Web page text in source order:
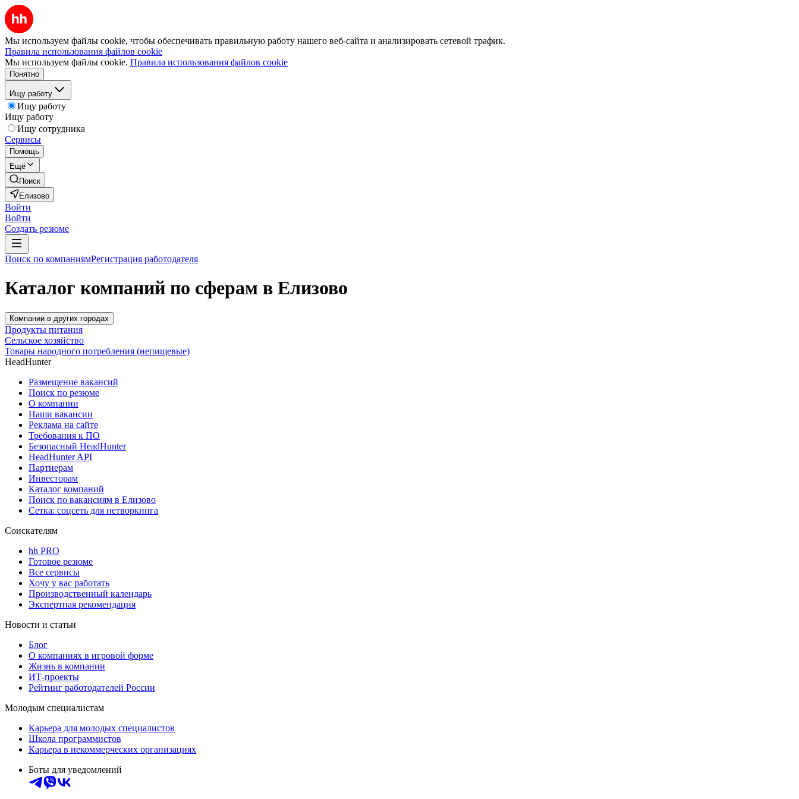
Мы используем файлы cookie, чтобы обеспечивать правильную работу нашего веб-сайта и анализировать сетевой трафик.
Правила использования файлов cookie
Мы используем файлы cookie. Правила использования файлов cookie
Понятно
Ищу работу
Ищу работу
Ищу работу
Ищу сотрудника
Сервисы
Помощь
Ещё
Поиск
Елизово
Войти
Войти
Создать резюме
Поиск по компаниямРегистрация работодателя
Каталог компаний по сферам в Елизово
Компании в других городах
Продукты питания
Сельское хозяйство
Товары народного потребления (непищевые)
HeadHunter
Размещение вакансий
Поиск по резюме
О компании
Наши вакансии
Реклама на сайте
Требования к ПО
Безопасный HeadHunter
HeadHunter API
Партнерам
Инвесторам
Каталог компаний
Поиск по вакансиям в Елизово
Сетка: соцсеть для нетворкинга
Соискателям
hh PRO
Готовое резюме
Все сервисы
Хочу у вас работать
Производственный календарь
Экспертная рекомендация
Новости и статьи
Блог
О компаниях в игровой форме
Жизнь в компании
ИТ-проекты
Рейтинг работодателей России
Молодым специалистам
Карьера для молодых специалистов
Школа программистов
Карьера в некоммерческих организациях
Боты для уведомлений